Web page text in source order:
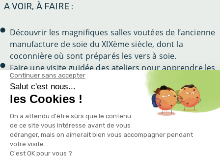
A VOIR, À FAIRE :
Découvrir les magnifiques salles voutées de l’ancienne
manufacture de soie du XIXème siècle, dont la
coconnière où sont préparés les vers à soie.
Faire une visite guidée des ateliers pour apprendre les
étapes de fabrication de soie depuis l’élevage du ver
jusqu’à la filature. Parcourir l’exposition de gravures
qui retrace la vie quotidienne des ouvrières du XIXème
siècle dans les ateliers.
Se promener dans les allées fleuries du jardin du
moulinet. Le parc abrite un verger et un potager
proposant une variété de paysages colorés.